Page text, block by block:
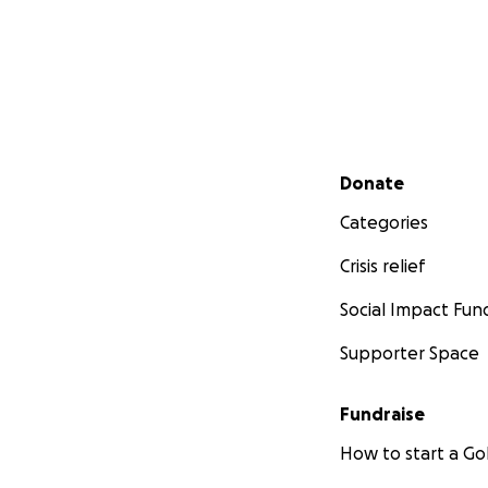
Secondary menu
Donate
Categories
Crisis relief
Social Impact
Supporter Space
Fundraise
How to start a